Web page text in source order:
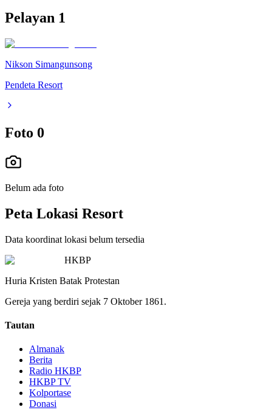
Pelayan 1
Nikson Simangunsong
Pendeta Resort
Foto 0
Belum ada foto
Peta Lokasi Resort
Data koordinat lokasi belum tersedia
HKBP
Huria Kristen Batak Protestan
Gereja yang berdiri sejak 7 Oktober 1861.
Tautan
Almanak
Berita
Radio HKBP
HKBP TV
Kolportase
Donasi